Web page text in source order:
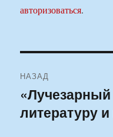
авторизоваться.
по
записям
НАЗАД
Предыдущая
запись:
литературу